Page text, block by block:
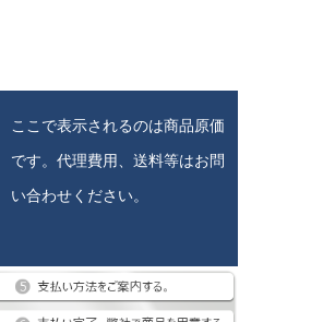
ここで表示されるのは商品原価
です。代理費用、送料等はお問
い合わせください。